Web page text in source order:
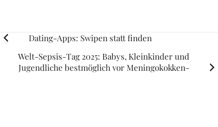
Posts
navigation
Dating-Apps: Swipen statt finden
Welt-Sepsis-Tag 2025: Babys, Kleinkinder und
Jugendliche bestmöglich vor Meningokokken-